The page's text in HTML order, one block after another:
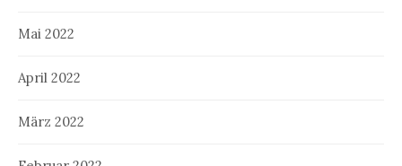
Mai 2022
April 2022
März 2022